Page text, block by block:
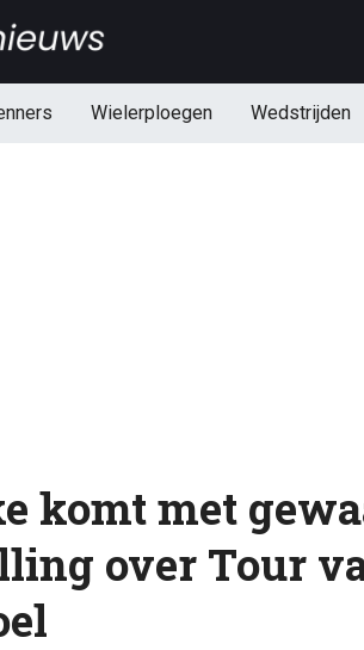
Wielerploegen Wedstrijden
komt met
over Tour